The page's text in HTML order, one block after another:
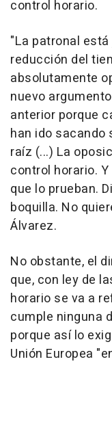
control horario.
"La patronal
reducción del
absolutamente
nuevo
anterior porque
han ido sacando
raíz (...) La
control horario.
que lo prueban.
boquilla. No
Álvarez.
No obstante, el
que, con ley de
horario se va a
cumple ninguna
porque así lo
Unión Europea